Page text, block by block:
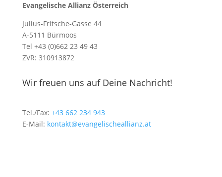
Evangelische Allianz Österreich
Julius-Fritsche-Gasse 44
A-5111 Bürmoos
Tel +43 (0)662 23 49 43
ZVR: 310913872
Wir freuen uns auf Deine Nachricht!
Tel./Fax: +43 662 234 943
E-Mail: kontakt@evangelischeallianz.at